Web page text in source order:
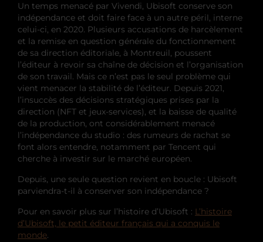
Un temps menacé par Vivendi, Ubisoft conserve son
indépendance et doit faire face à un autre péril, interne
celui-ci, en 2020. Plusieurs accusations de harcèlement
et la remise en question générale du fonctionnement
de sa direction éditoriale, à Montreuil, poussent
l’éditeur à revoir sa chaîne de décision et l’organisation
de son travail. Mais ce n’est pas le seul problème qui
vient menacer la stabilité de l’éditeur. Depuis 2021,
l’insuccès des décisions stratégiques prises par la
direction (NFT et jeux-services), et la baisse de qualité
de la production, ont considérablement menacé
l’indépendance du studio : des rumeurs de rachat se
font alors entendre, notamment par Tencent qui
cherche à investir sur le marché européen.
Depuis, une seule question revient en boucle : Ubisoft
parviendra-t-il à conserver son indépendance ?
Pour en savoir plus sur l’histoire d’Ubisoft : L’histoire
d’Ubisoft, le petit éditeur français qui a conquis le
monde.